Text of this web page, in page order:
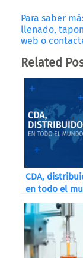
Para saber
llenado,
web o
Related
CDA,
en todo el